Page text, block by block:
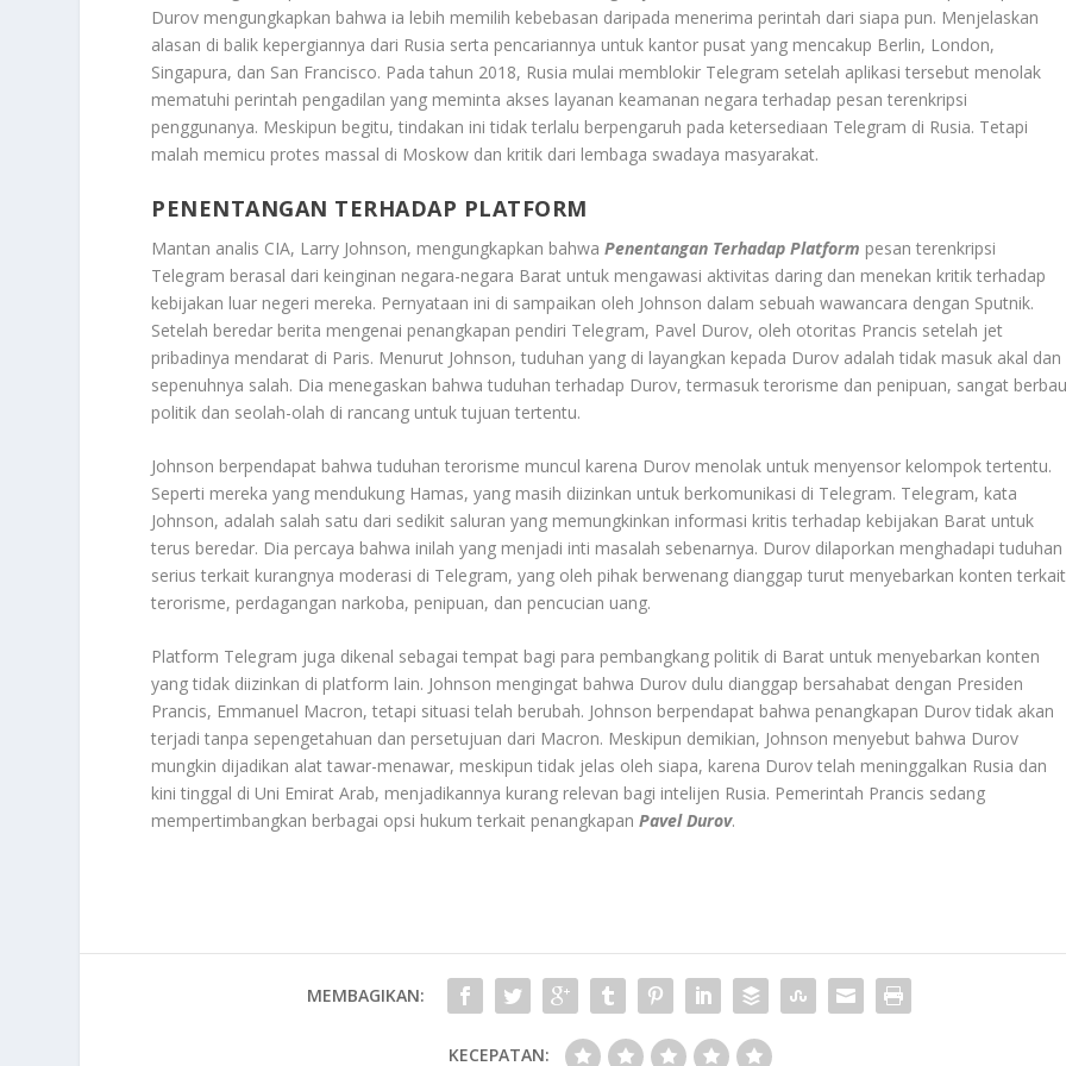
Durov mengungkapkan bahwa ia lebih memilih kebebasan daripada menerima perintah dari siapa pun. Menjelaskan
alasan di balik kepergiannya dari Rusia serta pencariannya untuk kantor pusat yang mencakup Berlin, London,
Singapura, dan San Francisco. Pada tahun 2018, Rusia mulai memblokir Telegram setelah aplikasi tersebut menolak
mematuhi perintah pengadilan yang meminta akses layanan keamanan negara terhadap pesan terenkripsi
penggunanya. Meskipun begitu, tindakan ini tidak terlalu berpengaruh pada ketersediaan Telegram di Rusia. Tetapi
malah memicu protes massal di Moskow dan kritik dari lembaga swadaya masyarakat.
PENENTANGAN TERHADAP PLATFORM
Mantan analis CIA, Larry Johnson, mengungkapkan bahwaPenentangan Terhadap Platform pesan terenkripsi
Telegram berasal dari keinginan negara-negara Barat untuk mengawasi aktivitas daring dan menekan kritik terhadap
kebijakan luar negeri mereka. Pernyataan ini di sampaikan oleh Johnson dalam sebuah wawancara dengan Sputnik.
Setelah beredar berita mengenai penangkapan pendiri Telegram, Pavel Durov, oleh otoritas Prancis setelah jet
pribadinya mendarat di Paris. Menurut Johnson, tuduhan yang di layangkan kepada Durov adalah tidak masuk akal dan
sepenuhnya salah. Dia menegaskan bahwa tuduhan terhadap Durov, termasuk terorisme dan penipuan, sangat
politik dan seolah-olah di rancang untuk tujuan tertentu.
Johnson berpendapat bahwa tuduhan terorisme muncul karena Durov menolak untuk menyensor kelompok tertentu.
Seperti mereka yang mendukung Hamas, yang masih diizinkan untuk berkomunikasi di Telegram. Telegram, kata
Johnson, adalah salah satu dari sedikit saluran yang memungkinkan informasi kritis terhadap kebijakan Barat untuk
terus beredar. Dia percaya bahwa inilah yang menjadi inti masalah sebenarnya. Durov dilaporkan menghadapi tuduhan
serius terkait kurangnya moderasi di Telegram, yang oleh pihak berwenang dianggap turut menyebarkan konten terkait
terorisme, perdagangan narkoba, penipuan, dan pencucian uang.
Platform Telegram juga dikenal sebagai tempat bagi para pembangkang politik di Barat untuk menyebarkan konten
yang tidak diizinkan di platform lain. Johnson mengingat bahwa Durov dulu dianggap bersahabat dengan Presiden
Prancis, Emmanuel Macron, tetapi situasi telah berubah. Johnson berpendapat bahwa penangkapan Durov tidak akan
terjadi tanpa sepengetahuan dan persetujuan dari Macron. Meskipun demikian, Johnson menyebut bahwa Durov
mungkin dijadikan alat tawar-menawar, meskipun tidak jelas oleh siapa, karena Durov telah meninggalkan Rusia dan
kini tinggal di Uni Emirat Arab, menjadikannya kurang relevan bagi intelijen Rusia. Pemerintah Prancis sedang
mempertimbangkan berbagai opsi hukum terkait penangkapanPavel Durov.
MEMBAGIKAN:
KECEPATAN: